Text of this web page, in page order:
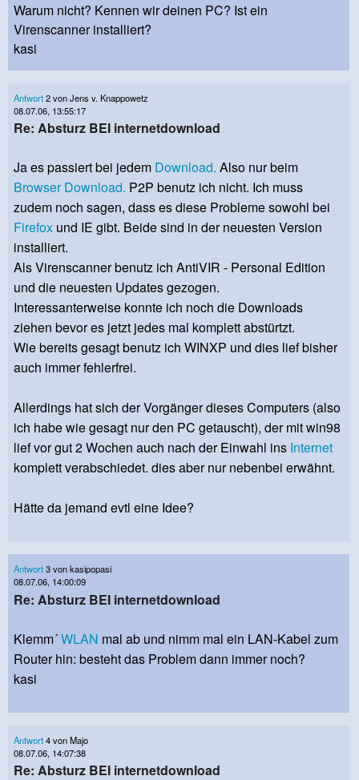
Warum nicht? Kennen wir deinen PC? Ist ein
Virenscanner installiert?
kasi
Antwort2 von Jens v. Knappowetz
08.07.06, 13:55:17
Re: Absturz BEI internetdownload
Ja es passiert bei jedem Download. Also nur beim
Browser Download. P2P benutz ich nicht. Ich muss
zudem noch sagen, dass es diese Probleme sowohl bei
Firefox und IE gibt. Beide sind in der neuesten Version
installiert.
Als Virenscanner benutz ich AntiVIR - Personal Edition
und die neuesten Updates gezogen.
Interessanterweise konnte ich noch die Downloads
ziehen bevor es jetzt jedes mal komplett abstürtzt.
Wie bereits gesagt benutz ich WINXP und dies lief bisher
auch immer fehlerfrei.
Allerdings hat sich der Vorgänger dieses Computers (also
ich habe wie gesagt nur den PC getauscht), der mit win98
lief vor gut 2 Wochen auch nach der Einwahl ins Internet
komplett verabschiedet. dies aber nur nebenbei erwähnt.
Hätte da jemand evtl eine Idee?
Antwort3 von kasipopasi
08.07.06, 14:00:09
Re: Absturz BEI internetdownload
Klemm´WLAN mal ab und nimm mal ein LAN-Kabel zum
Router hin: besteht das Problem dann immer noch?
kasi
Antwort4 von Majo
08.07.06, 14:07:38
Re: Absturz BEI internetdownload